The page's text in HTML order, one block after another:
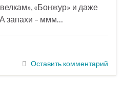
«Бонжур» и даже
запахи – ммм…
Оставить комментарий